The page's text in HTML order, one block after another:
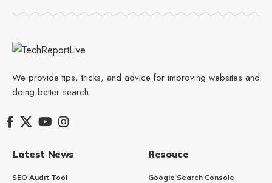
We provide tips, tricks, and advice for improving websites and
doing better search.
Latest News
SEO Audit Tool
Resouce
Google Search Console